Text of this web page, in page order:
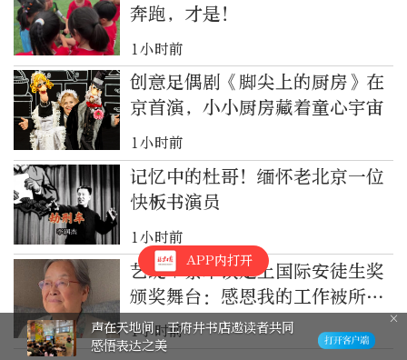
奔跑，才是！
1小时前
创意足偶剧《脚尖上的厨房》在
京首演，小小厨房藏着童心宇宙
1小时前
记忆中的杜哥！缅怀老北京一位
快板书演员
1小时前
艺绽｜蔡皋谈走上国际安徒生奖
颁奖舞台：感恩我的工作被所有
的光源照到
1小时前
APP内打开
声在天地间，王府井书店邀读者共同
感悟表达之美